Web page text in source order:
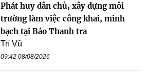
Phát huy dân chủ, xây dựng môi
trường làm việc công khai, minh
bạch tại Báo Thanh tra
Trí Vũ
09:42 08/08/2026